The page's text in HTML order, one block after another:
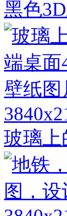
黑色
玻璃上